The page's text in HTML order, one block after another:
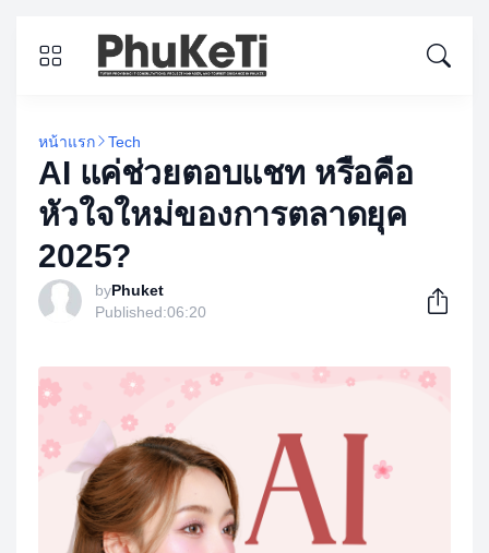
หน้าแรก Tech
AI แค่ช่วยตอบแชท หรือคือ
หัวใจใหม่ของการตลาดยุค
2025?
byPhuket
Published:06:20